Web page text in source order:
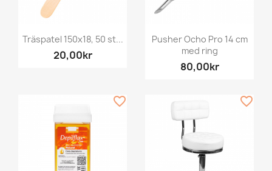
Träspatel 150x18, 50 st...
20,00kr
Pusher Ocho Pro 14 cm
med ring
80,00kr
favorite_border favorite_border